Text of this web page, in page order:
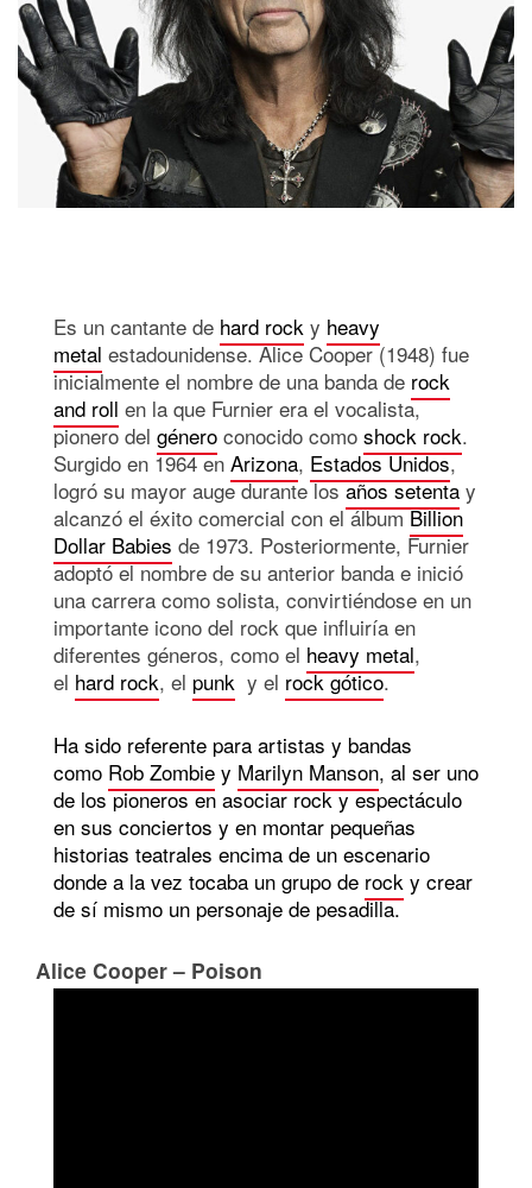
Es un cantante de hard rock y heavy
metal estadounidense. Alice Cooper (1948) fue
inicialmente el nombre de una banda de rock
and roll en la que Furnier era el vocalista,
pionero del género conocido como shock rock.
Surgido en 1964 en Arizona, Estados Unidos,
logró su mayor auge durante losaños setenta y
alcanzó el éxito comercial con el álbumBillion
Dollar Babies de 1973. Posteriormente, Furnier
adoptó el nombre de su anterior banda e inició
una carrera como solista, convirtiéndose en un
importante icono del rock que influiría en
diferentes géneros, como el heavy metal,
el hard rock, el punk y el rock gótico.
Ha sido referente para artistas y bandas
como Rob Zombie y Marilyn Manson, al ser uno
de los pioneros en asociar rock y espectáculo
en sus conciertos y en montar pequeñas
historias teatrales encima de un escenario
donde a la vez tocaba un grupo de rock y crear
de sí mismo un personaje de pesadilla.
Alice Cooper – Poison